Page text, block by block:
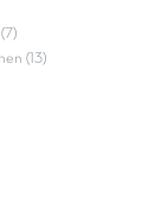
(13)